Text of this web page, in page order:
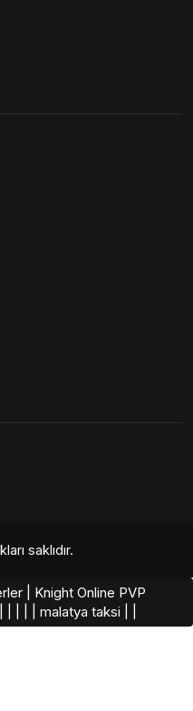
saklıdır.
Knight Online PVP
malatya taksi